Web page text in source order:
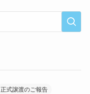
正式譲渡のご報告